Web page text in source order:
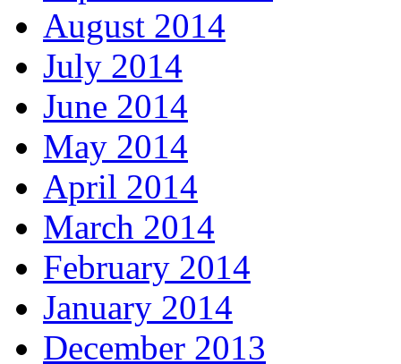
August 2014
July 2014
June 2014
May 2014
April 2014
March 2014
February 2014
January 2014
December 2013